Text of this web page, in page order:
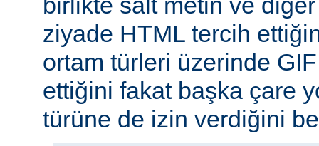
ziyade HTML tercih
ortam türleri üzerinde
ettiğini fakat başka çare
türüne de izin verdiğini